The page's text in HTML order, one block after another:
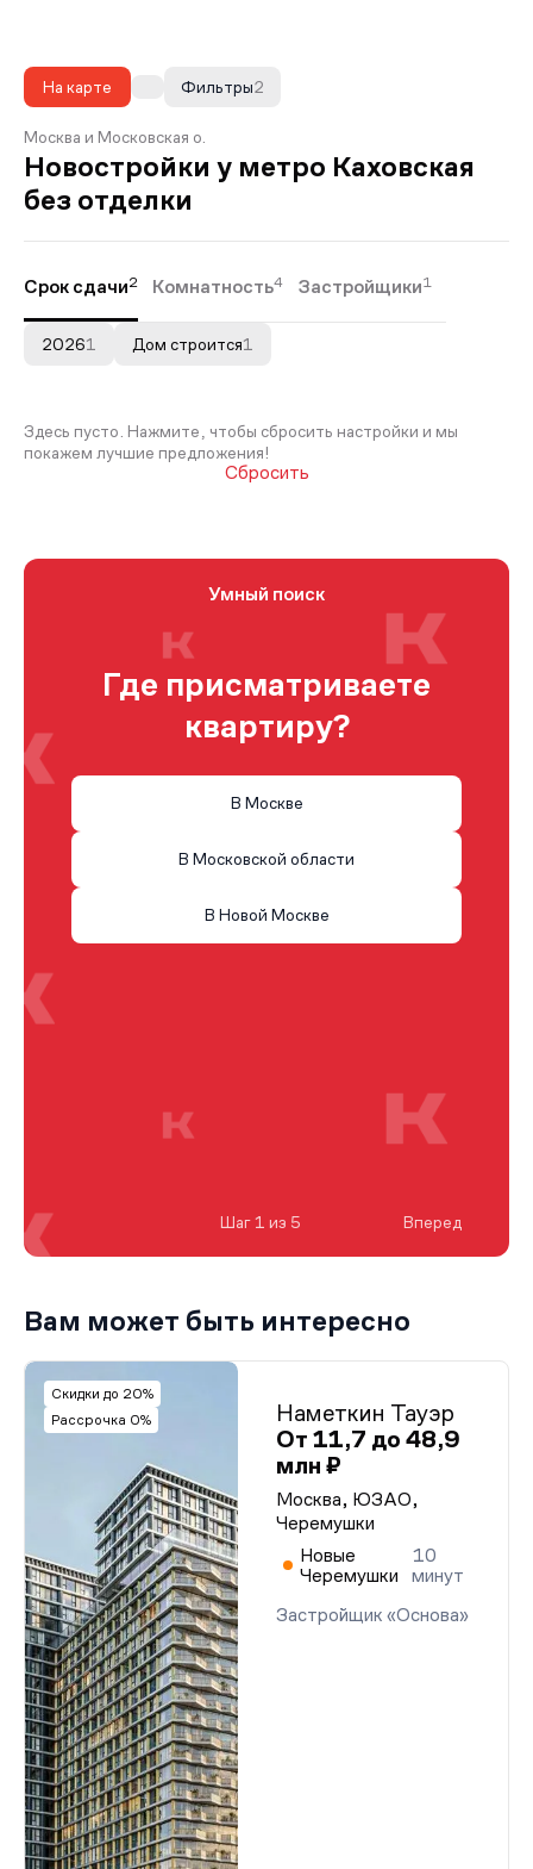
На карте 2
Фильтры
Москва и Московская о.
Новостройки у метро Каховская
без отделки
Срок сдачи2 Комнатность4 Застройщики1
20261 Дом строится1
Здесь пусто. Нажмите, чтобы сбросить настройки и мы
покажем лучшие предложения!
Сбросить
Умный поиск
Где присматриваете
квартиру?
В Москве
В Московской области
В Новой Москве
Шаг 1 из 5 Вперед
Вам может быть интересно
Скидки до 20%
Рассрочка 0%
Наметкин Тауэр
От 11,7 до 48,9
млн ₽
Москва, ЮЗАО,
Черемушки
Новые
Черемушки
10
минут
Застройщик «Основа»